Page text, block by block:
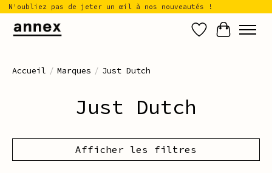
N'oubliez pas de jeter un œil à nos nouveautés !
Liste de
Panier
Accueil / Marques / Just Dutch
Just Dutch
Afficher les filtres